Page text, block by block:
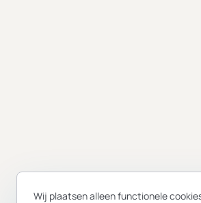
Wij plaatsen alleen functionele